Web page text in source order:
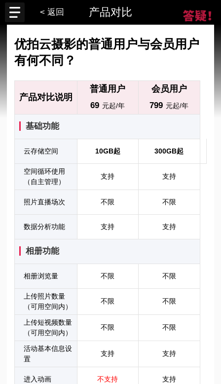
< 返回 产品对比
优拍云摄影的普通用户与会员用户
有何不同？
产品对比说明
普通用户
69 元起/年
会员用户
799 元起/年
基础功能
云存储空间 10GB起 300GB起
空间循环使用
（自主管理）
支持 支持
照片直播场次 不限 不限
数据分析功能 支持 支持
相册功能
相册浏览量 不限 不限
上传照片数量
（可用空间内）
不限 不限
上传短视频数量
（可用空间内）
不限 不限
活动基本信息设
置
支持 支持
进入动画 不支持 支持